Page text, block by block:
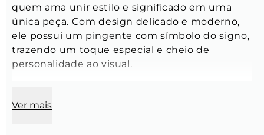
quem ama unir estilo e significado em uma
única peça. Com design delicado e moderno,
ele possui um pingente com símbolo do signo,
trazendo um toque especial e cheio de
personalidade ao visual.
Ver mais